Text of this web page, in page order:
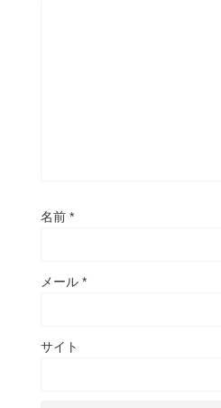
名前 *
メール *
サイト